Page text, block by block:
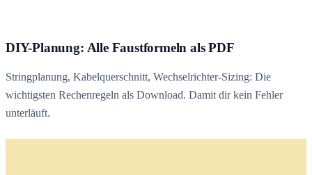
DIY-Planung: Alle Faustformeln als PDF
Stringplanung, Kabelquerschnitt, Wechselrichter-Sizing: Die
wichtigsten Rechenregeln als Download. Damit dir kein Fehler
unterläuft.